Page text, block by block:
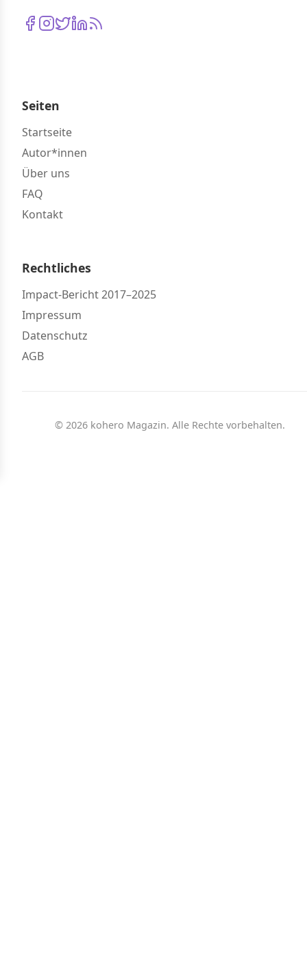
Seiten
Startseite
Autor*innen
Über uns
FAQ
Kontakt
Rechtliches
Impact-Bericht 2017–2025
Impressum
Datenschutz
AGB
© 2026 kohero Magazin. Alle Rechte vorbehalten.